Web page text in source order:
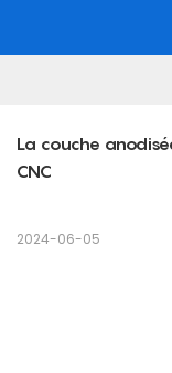
La couche
CNC
2024-06-05